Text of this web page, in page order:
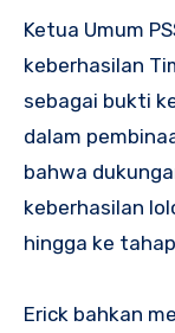
Ketua Umum
keberhasilan
sebagai bukti
dalam
bahwa
keberhasilan
hingga ke
Erick bahkan